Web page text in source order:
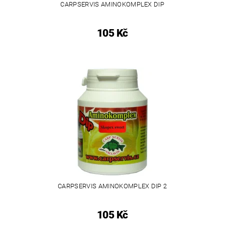
CARPSERVIS AMINOKOMPLEX DIP
105 Kč
CARPSERVIS AMINOKOMPLEX DIP 2
105 Kč